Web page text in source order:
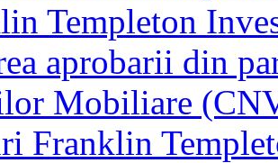
Templeton
aprobarii din
Mobiliare
Franklin